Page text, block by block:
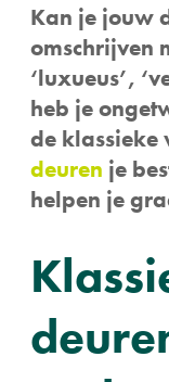
Kan je jouw
omschrijven
‘luxueus’,
heb je
de klassieke
deuren je
helpen je